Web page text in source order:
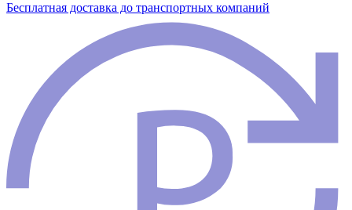
Бесплатная доставка до транспортных компаний